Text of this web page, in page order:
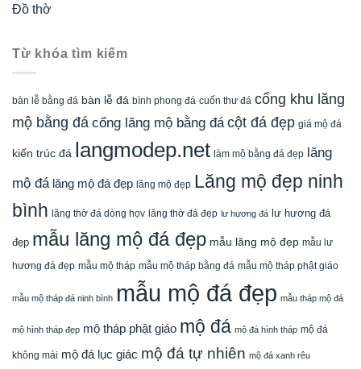
Đồ thờ
Từ khóa tìm kiếm
bàn lễ bằng đá bàn lễ đá bình phong đá cuốn thư đá cổng khu lăng
mộ bằng đá cổng lăng mộ bằng đá cột đá đẹp giá mộ đá
kiến trúc đá langmodep.net làm mộ bằng đá đẹp lăng
mộ đá lăng mộ đá đẹp lăng mộ đẹp Lăng mộ đẹp ninh
bình lăng thờ đá dòng họv lăng thờ đá đẹp lư hương đá lư hương đá
đẹp mẫu lăng mộ đá đẹp mẫu lăng mộ đẹp mẫu lư
hương đá đẹp mẫu mộ tháp mẫu mộ tháp bằng đá mẫu mộ tháp phật giáo
mẫu mộ tháp đá ninh bình mẫu mộ đá đẹp mẫu tháp mộ đá
mộ hình tháp đẹp mộ tháp phật giáo mộ đá mộ đá hình tháp mộ đá
không mái mộ đá lục giác mộ đá tự nhiên mộ đá xanh rêu